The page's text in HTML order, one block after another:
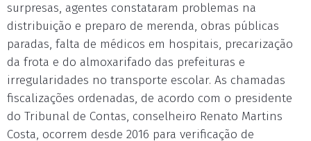
surpresas, agentes constataram problemas na
distribuição e preparo de merenda, obras públicas
paradas, falta de médicos em hospitais, precarização
da frota e do almoxarifado das prefeituras e
irregularidades no transporte escolar. As chamadas
fiscalizações ordenadas, de acordo com o presidente
do Tribunal de Contas, conselheiro Renato Martins
Costa, ocorrem desde 2016 para verificação de